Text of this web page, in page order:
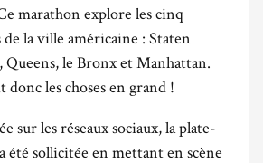
marathon explore les cinq
la ville américaine : Staten
le Bronx et Manhattan.
donc les choses en grand !
sur les réseaux sociaux, la plate-
été sollicitée en mettant en scène